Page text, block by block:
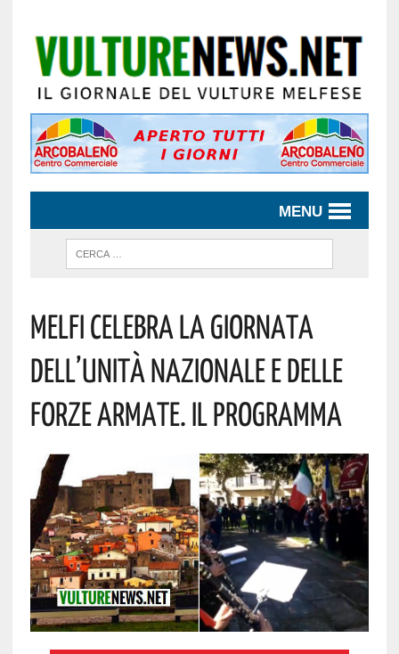
MENU
Melfi Celebra La Giornata
Dell’Unità Nazionale E Delle
Forze Armate. Il Programma